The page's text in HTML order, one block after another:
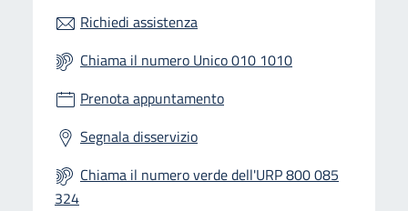
Richiedi assistenza
Chiama il numero Unico 010 1010
Prenota appuntamento
Segnala disservizio
Chiama il numero verde dell'URP 800 085
324